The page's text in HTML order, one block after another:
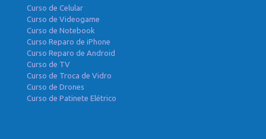
Curso de Celular
Curso de Videogame
Curso de Notebook
Curso Reparo de iPhone
Curso Reparo de Android
Curso de TV
Curso de Troca de Vidro
Curso de Drones
Curso de Patinete Elétrico